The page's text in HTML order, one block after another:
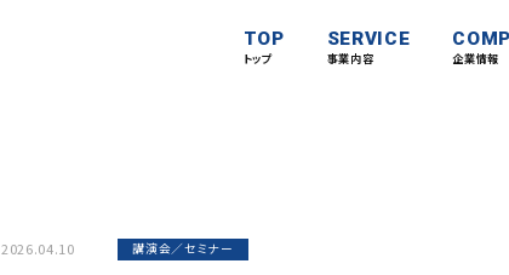
TOP
トップ
SERVICE
事業内容 企業情報
2026.04.10 講演会／セミナー